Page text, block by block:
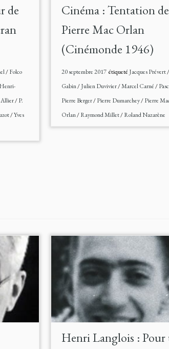
de
/Folco
Henri-
Allier/P.
/Yves
Cinéma : Tentation de
Pierre Mac Orlan
(Cinémonde 1946)
20 septembre 2017étiqueté Jacques Prévert/
Gabin/Julien Duvivier/Marcel Carné/
Pierre Berger/Pierre Dumarchey/Pierre
Orlan/Raymond Millet/Roland Nazarène
Henri Langlois : Pour